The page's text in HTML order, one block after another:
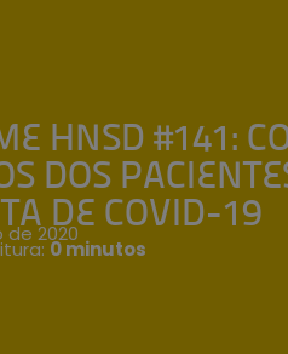
HNSD #141:
DOS
DE COVID-19
2020
0 minutos